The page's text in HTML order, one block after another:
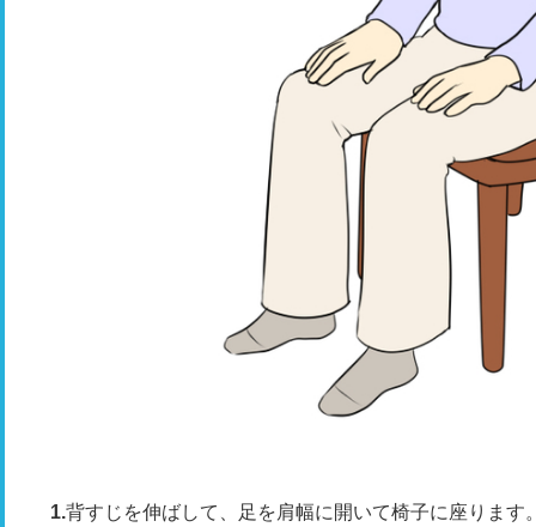
背すじを伸ばして、足を肩幅に開いて椅子に座ります